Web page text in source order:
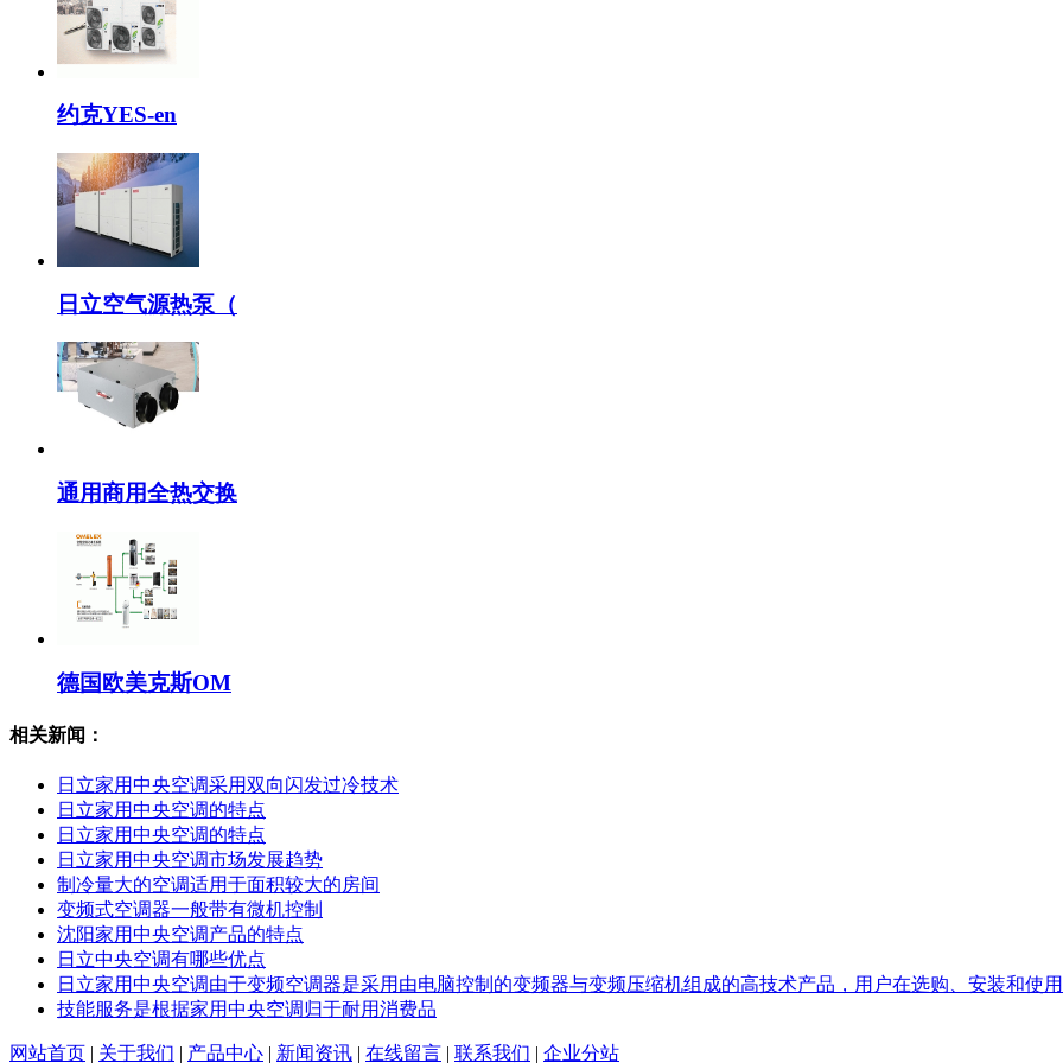
约克YES-en
日立空气源热泵（
通用商用全热交换
德国欧美克斯OM
相关新闻：
日立家用中央空调采用双向闪发过冷技术
日立家用中央空调的特点
日立家用中央空调的特点
日立家用中央空调市场发展趋势
制冷量大的空调适用于面积较大的房间
变频式空调器一般带有微机控制
沈阳家用中央空调产品的特点
日立中央空调有哪些优点
日立家用中央空调由于变频空调器是采用由电脑控制的变频器与变频压缩机组成的高技术产品，用户在选购、安装和使
技能服务是根据家用中央空调归于耐用消费品
网站首页 | 关于我们 | 产品中心 | 新闻资讯 | 在线留言 | 联系我们 | 企业分站